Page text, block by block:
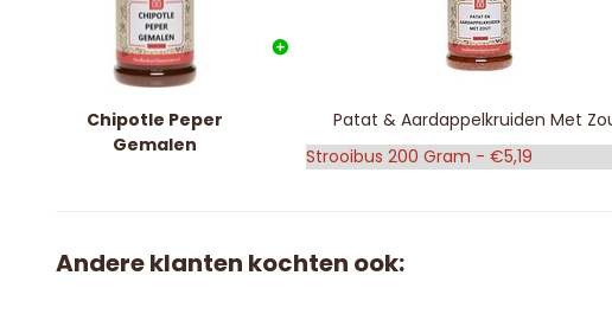
Chipotle Peper
Gemalen
Patat & Aardappelkruiden Met
Andere klanten kochten ook: